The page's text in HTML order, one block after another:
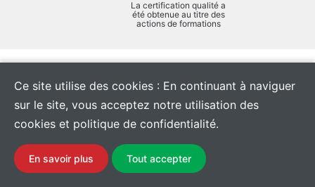
La certification qualité a
été obtenue au titre des
actions de formations
Ce site utilise des cookies : En continuant à naviguer
sur le site, vous acceptez notre utilisation des
cookies et politique de confidentialité.
En savoir plus Tout accepter